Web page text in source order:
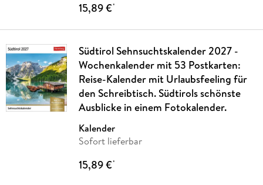
15,89 €*
Südtirol Sehnsuchtskalender 2027 -
Wochenkalender mit 53 Postkarten:
Reise-Kalender mit Urlaubsfeeling für
den Schreibtisch. Südtirols schönste
Ausblicke in einem Fotokalender.
Kalender
Sofort lieferbar
15,89 €*